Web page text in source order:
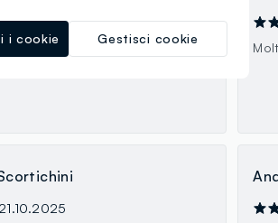
in assoluto!
21.10.2025
Gestisci cookie
i cookie